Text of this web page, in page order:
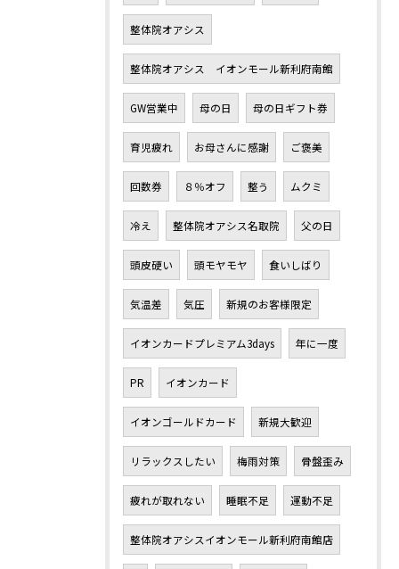
整体院オアシス
整体院オアシス イオンモール新利府南館
GW営業中 母の日 母の日ギフト券
育児疲れ お母さんに感謝 ご褒美
回数券 ８％オフ 整う ムクミ
冷え 整体院オアシス名取院 父の日
頭皮硬い 頭モヤモヤ 食いしばり
気温差 気圧 新規のお客様限定
イオンカードプレミアム3days 年に一度
PR イオンカード
イオンゴールドカード 新規大歓迎
リラックスしたい 梅雨対策 骨盤歪み
疲れが取れない 睡眠不足 運動不足
整体院オアシスイオンモール新利府南館店